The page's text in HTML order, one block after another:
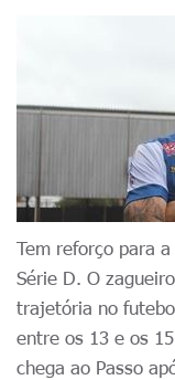
Tem reforço para
Série D. O
trajetória no
entre os 13 e os
chega ao Passo